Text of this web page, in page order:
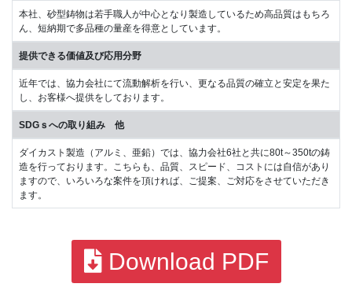
本社、砂型鋳物は若手職人が中心となり製造しているため高品質はもちろ
ん、短納期で多品種の量産を得意としています。
提供できる価値及び応用分野
近年では、協力会社にて流動解析を行い、更なる品質の確立と安定を果た
し、お客様へ提供をしております。
SDGｓへの取り組み 他
ダイカスト製造（アルミ、亜鉛）では、協力会社6社と共に80t～350tの鋳
造を行っております。こちらも、品質、スピード、コストには自信があり
ますので、いろいろな案件を頂ければ、ご提案、ご対応をさせていただき
ます。
Download PDF